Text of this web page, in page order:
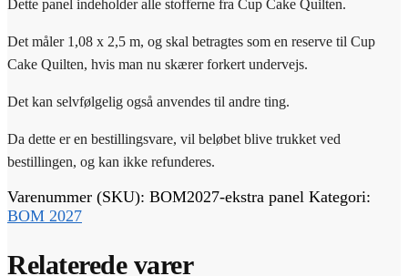
Dette panel indeholder alle stofferne fra Cup Cake Quilten.
Det måler 1,08 x 2,5 m, og skal betragtes som en reserve til Cup
Cake Quilten, hvis man nu skærer forkert undervejs.
Det kan selvfølgelig også anvendes til andre ting.
Da dette er en bestillingsvare, vil beløbet blive trukket ved
bestillingen, og kan ikke refunderes.
Varenummer (SKU): BOM2027-ekstra panel Kategori:
BOM 2027
Relaterede varer